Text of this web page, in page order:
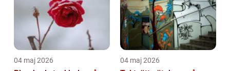
04 maj 2026 04 maj 2026